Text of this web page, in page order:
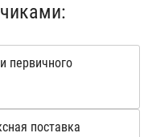
первичного
поставка